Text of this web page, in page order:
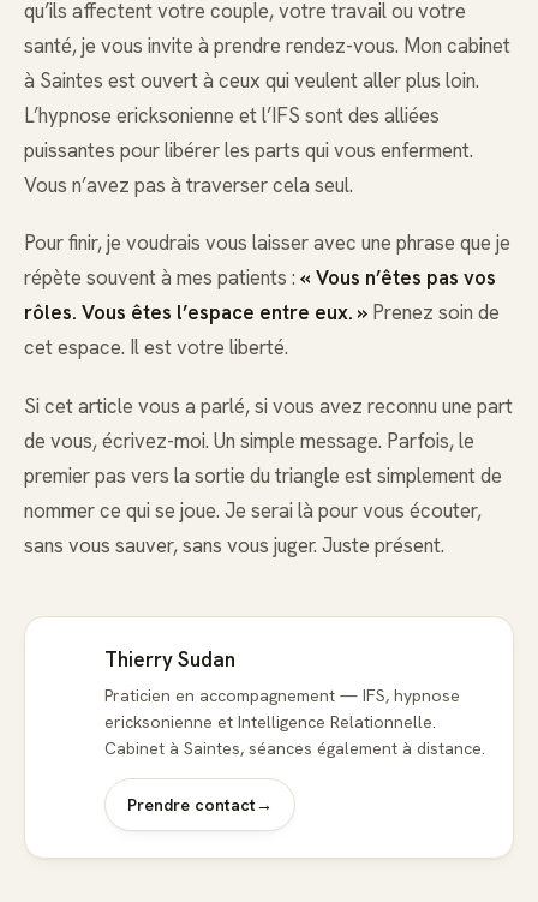
qu’ils affectent votre couple, votre travail ou votre
santé, je vous invite à prendre rendez-vous. Mon cabinet
à Saintes est ouvert à ceux qui veulent aller plus loin.
L’hypnose ericksonienne et l’IFS sont des alliées
puissantes pour libérer les parts qui vous enferment.
Vous n’avez pas à traverser cela seul.
Pour finir, je voudrais vous laisser avec une phrase que je
répète souvent à mes patients : « Vous n’êtes pas vos
rôles. Vous êtes l’espace entre eux. » Prenez soin de
cet espace. Il est votre liberté.
Si cet article vous a parlé, si vous avez reconnu une part
de vous, écrivez-moi. Un simple message. Parfois, le
premier pas vers la sortie du triangle est simplement de
nommer ce qui se joue. Je serai là pour vous écouter,
sans vous sauver, sans vous juger. Juste présent.
Thierry Sudan
Praticien en accompagnement — IFS, hypnose
ericksonienne et Intelligence Relationnelle.
Cabinet à Saintes, séances également à distance.
Prendre contact→